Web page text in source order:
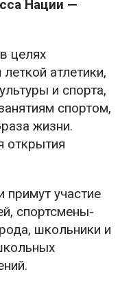
Нации —
целях
атлетики,
и спорта,
спортом,
жизни.
открытия
примут участие
спортсмены-
школьники и